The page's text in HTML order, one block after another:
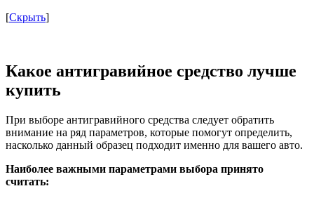
[Скрыть]
Какое антигравийное средство лучше
купить
При выборе антигравийного средства следует обратить
внимание на ряд параметров, которые помогут определить,
насколько данный образец подходит именно для вашего авто.
Наиболее важными параметрами выбора принято
считать: